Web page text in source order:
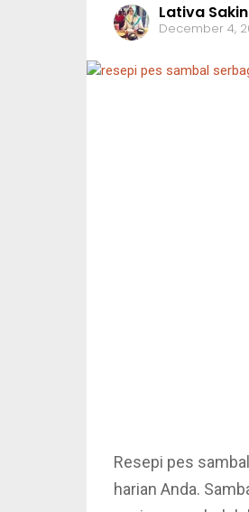
Lativa
December 4,
Resepi pes
harian Anda.